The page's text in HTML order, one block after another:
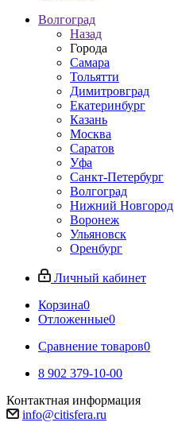
Волгоград
Назад
Города
Самара
Тольятти
Димитровград
Екатеринбург
Казань
Москва
Саратов
Уфа
Санкт-Петербург
Волгоград
Нижний Новгород
Воронеж
Ульяновск
Оренбург
Личный кабинет
Корзина0
Отложенные0
Сравнение товаров0
8 902 379-10-00
Контактная информация
info@citisfera.ru